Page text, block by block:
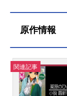
原作情報
関連記事